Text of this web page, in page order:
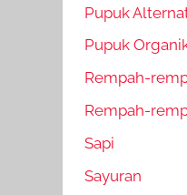
Pupuk
Pupuk
Rempah-
Rempah-
Sapi
Sayuran